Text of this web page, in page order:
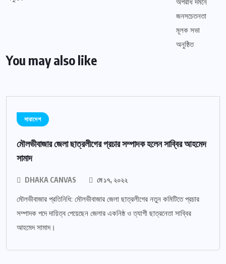
You may also like
সারাদেশ
মৌলভীবাজার জেলা ছাত্রলীগের প্রচার সম্পাদক হলেন সাব্বির আহমেদ
সামাদ
DHAKA CANVAS মে ১৭, ২০২২
মৌলভীবাজার প্রতিনিধি: মৌলভীবাজার জেলা ছাত্রলীগের নতুন কমিটিতে প্রচার
সম্পাদক পদে দায়িত্ব পেয়েছেন জেলার একনিষ্ঠ ও ত্যাগী ছাত্রনেতা সাব্বির
আহমেদ সামাদ।